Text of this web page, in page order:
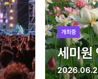
개최중
세미원